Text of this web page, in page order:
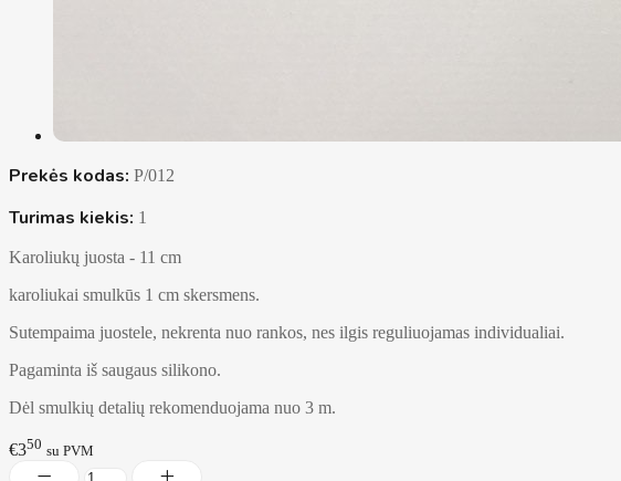
Prekės kodas: P/012
Turimas kiekis: 1
Karoliukų juosta - 11 cm
karoliukai smulkūs 1 cm skersmens.
Sutempaima juostele, nekrenta nuo rankos, nes ilgis reguliuojamas individualiai.
Pagaminta iš saugaus silikono.
Dėl smulkių detalių rekomenduojama nuo 3 m.
€350 su PVM